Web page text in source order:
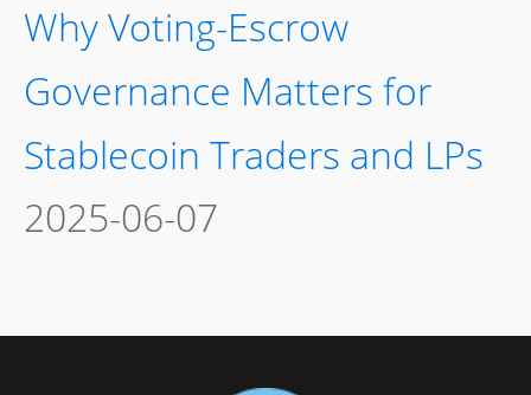
Why Voting-Escrow
Governance Matters for
Stablecoin Traders and LPs
2025-06-07